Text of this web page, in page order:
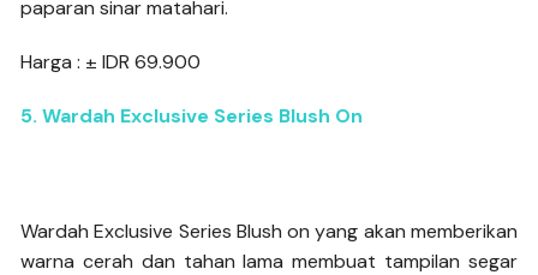
paparan sinar matahari.
Harga : ± IDR 69.900
5. Wardah Exclusive Series Blush On
Wardah Exclusive Series Blush on yang akan memberikan
warna cerah dan tahan lama membuat tampilan segar